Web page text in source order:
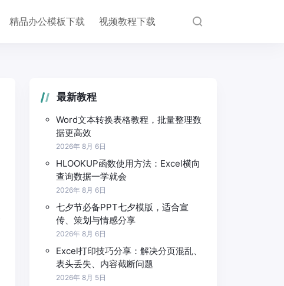
精品办公模板下载 视频教程下载
最新教程
Word文本转换表格教程，批量整理数
据更高效
2026年 8月 6日
HLOOKUP函数使用方法：Excel横向
查询数据一学就会
2026年 8月 6日
七夕节必备PPT七夕模版，适合宣
传、策划与情感分享
2026年 8月 6日
Excel打印技巧分享：解决分页混乱、
表头丢失、内容截断问题
2026年 8月 5日